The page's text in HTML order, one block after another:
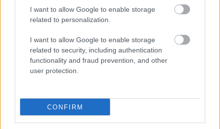
I want to allow Google to enable storage
related to personalization.
I want to allow Google to enable storage
related to security, including authentication
functionality and fraud prevention, and other
user protection.
CONFIRM
Η FIVB σχεδιάζει να διοργανώσει το Παγκόσμιο
Πρωτάθλημα τον Δεκέμβριο – Αντιδρούν οι σύλλογοι
06/08/2026
Έτοιμη για… υψηλές πτήσεις η Μπενφίκα του Ψάρρα
με τον «Ιπτάμενο Ολλανδό» Βίλτενμπουργκ
Ισόπαλο το πρωτο φιλικό τεστ της Εθνικής στο
Ουρμπίνο